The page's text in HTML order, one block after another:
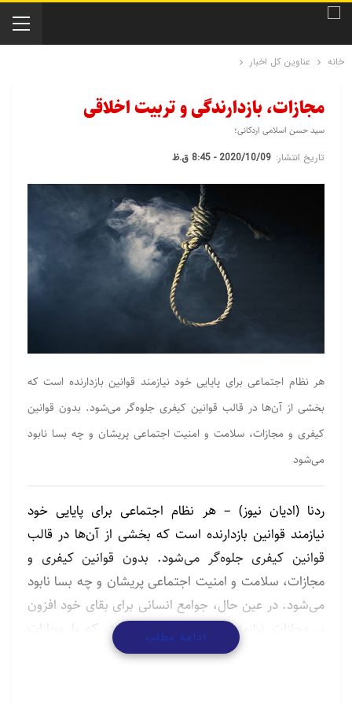
خانه عناوین کل اخبار
مجازات، بازدارندگی و تربیت اخلاقی
سید حسن اسلامی اردکانی؛
تاریخ انتشار: 2020/10/09 - 8:45 ق.ظ
هر نظام اجتماعی برای پایایی خود نیازمند قوانین بازدارنده است که
بخشی از آن‌ها در قالب قوانین کیفری جلوه‌گر می‌شود. بدون قوانین
کیفری و مجازات، سلامت و امنیت اجتماعی پریشان و چه بسا نابود
می‌شود
ردنا (ادیان نیوز) – هر نظام اجتماعی برای پایایی خود
نیازمند قوانین بازدارنده است که بخشی از آن‌ها در قالب
قوانین کیفری جلوه‌گر می‌شود. بدون قوانین کیفری و
مجازات، سلامت و امنیت اجتماعی پریشان و چه بسا نابود
می‌شود. در عین حال، جوامع انسانی برای بقای خود افزون
بر مجازات نیازمند عنصر همبستگی است که با مجازات
تأمین نمی‌شود. لذا نیازمند ارزش اخلاقی دیگری هستیم
ادامه مطلب